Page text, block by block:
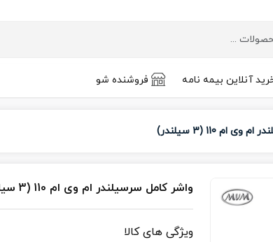
آنلاین بیمه نامه فروشنده شو
ام 110 (3 سیلندر)
واشر کامل سرسیلندر ام وی ام 110 (3 سیلندر)
ویژگی های کالا